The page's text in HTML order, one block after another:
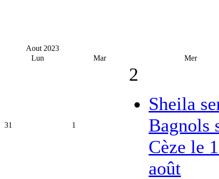
Aout 2023
Lun
Mar Mer
31 1
2
Sheila
Bagnols
Cèze le
août